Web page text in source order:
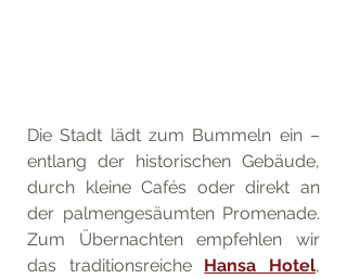
Die Stadt lädt zum Bummeln ein –
entlang der historischen Gebäude,
durch kleine Cafés oder direkt an
der palmengesäumten Promenade.
Zum Übernachten empfehlen wir
das traditionsreiche Hansa Hotel,